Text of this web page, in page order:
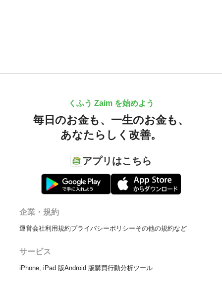
くふう Zaim を始めよう
毎日のお金も、 一生のお金も、
あなたらしく改善。
アプリはこちら
企業・規約
運営会社利用規約プライバシーポリシーその他の規約など
サービス
iPhone, iPad 版Android 版購買行動分析ツール